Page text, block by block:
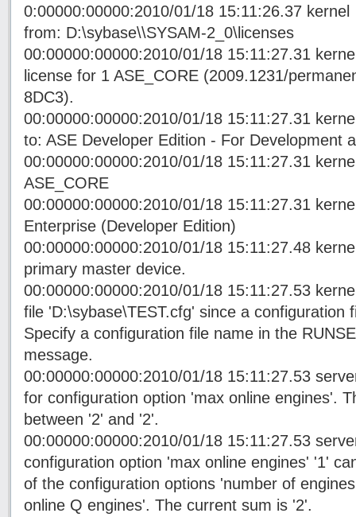
0:00000:00000:2010/01/18 15:11:26.37
from: D:\sybase\\SYSAM-2_0\licenses
00:00000:00000:2010/01/18 15:11:27.31
license for 1 ASE_CORE (2009.1231/
8DC3).
00:00000:00000:2010/01/18 15:11:27.31
to: ASE Developer Edition - For Development
00:00000:00000:2010/01/18 15:11:27.31
ASE_CORE
00:00000:00000:2010/01/18 15:11:27.31
Enterprise (Developer Edition)
00:00000:00000:2010/01/18 15:11:27.48
primary master device.
00:00000:00000:2010/01/18 15:11:27.53
file 'D:\sybase\TEST.cfg' since a configuration
Specify a configuration file name in the
message.
00:00000:00000:2010/01/18 15:11:27.53
for configuration option 'max online engines'.
between '2' and '2'.
00:00000:00000:2010/01/18 15:11:27.53
configuration option 'max online engines' '1'
of the configuration options 'number of
online Q engines'. The current sum is '2'.